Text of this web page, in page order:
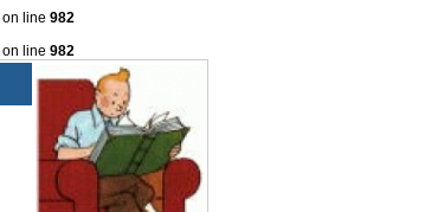
on line 982
on line 982